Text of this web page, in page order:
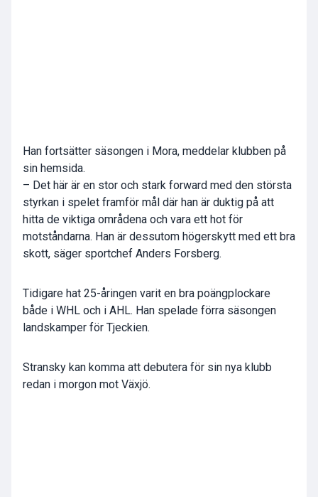
Han fortsätter säsongen i Mora, meddelar klubben på
sin hemsida.
– Det här är en stor och stark forward med den största
styrkan i spelet framför mål där han är duktig på att
hitta de viktiga områdena och vara ett hot för
motståndarna. Han är dessutom högerskytt med ett bra
skott, säger sportchef Anders Forsberg.
Tidigare hat 25-åringen varit en bra poängplockare
både i WHL och i AHL. Han spelade förra säsongen
landskamper för Tjeckien.
Stransky kan komma att debutera för sin nya klubb
redan i morgon mot Växjö.